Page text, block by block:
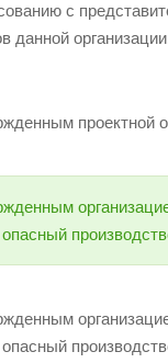
с
данной
проектной